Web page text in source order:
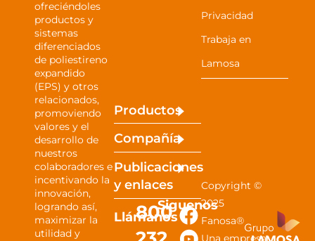
ofreciéndoles
productos y
sistemas
diferenciados
de poliestireno
expandido
(EPS) y otros
relacionados,
promoviendo
valores y el
desarrollo de
nuestros
colaboradores e
incentivando la
innovación,
logrando así,
maximizar la
utilidad y
Productos
Compañía
Publicaciones
yenlaces
Llámanos
800Siguenos
Copyright ©
2025
Fanosa®
Una empresa
Privacidad
Trabaja en
Lamosa